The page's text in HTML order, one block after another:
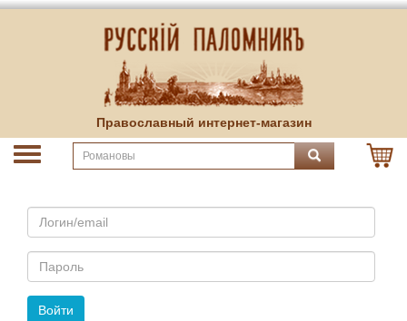
Православный интернет-магазин
Email
Пароль
Войти